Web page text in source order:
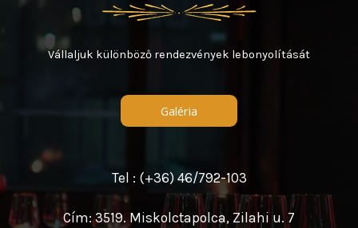
Vállaljuk különböző rendezvények lebonyolítását
Galéria
Tel : (+36) 46/792-103
Cím: 3519. Miskolctapolca, Zilahi u. 7